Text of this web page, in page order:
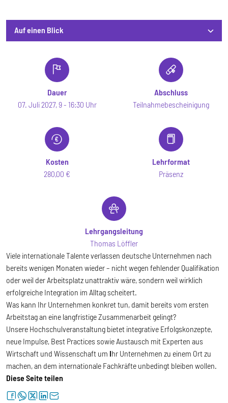
Auf einen Blick
Dauer
07. Juli 2027, 9 - 16:30 Uhr
Abschluss
Teilnahmebescheinigung
Kosten
280,00 €
Lehrformat
Präsenz
Lehrgangsleitung
Thomas Löffler
Viele internationale Talente verlassen deutsche Unternehmen nach
bereits wenigen Monaten wieder – nicht wegen fehlender Qualifikation
oder weil der Arbeitsplatz unattraktiv wäre, sondern weil wirklich
erfolgreiche Integration im Alltag scheitert.
Was kann Ihr Unternehmen konkret tun, damit bereits vom ersten
Arbeitstag an eine langfristige Zusammenarbeit gelingt?
Unsere Hochschulveranstaltung bietet integrative Erfolgskonzepte,
neue Impulse, Best Practices sowie Austausch mit Experten aus
Wirtschaft und Wissenschaft um Ihr Unternehmen zu einem Ort zu
machen, an dem internationale Fachkräfte unbedingt bleiben wollen.
Diese Seite teilen
facebookwhatsapptwitterlinkedinletter